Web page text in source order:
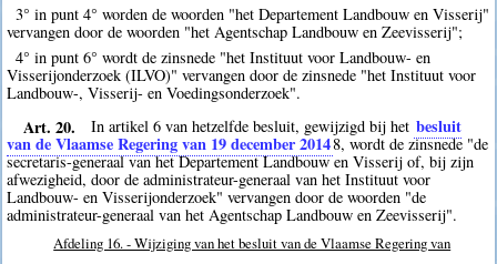
3° in punt 4° worden de woorden "het Departement Landbouw en Visserij"
vervangen door de woorden "het Agentschap Landbouw en Zeevisserij";
4° in punt 6° wordt de zinsnede "het Instituut voor Landbouw- en
Visserijonderzoek (ILVO)" vervangen door de zinsnede "het Instituut voor
Landbouw-, Visserij- en Voedingsonderzoek".
Art. 20. In artikel 6 van hetzelfde besluit, gewijzigd bij het besluit
van de Vlaamse Regering van 19 december 20148, wordt de zinsnede "de
secretaris-generaal van het Departement Landbouw en Visserij of, bij zijn
afwezigheid, door de administrateur-generaal van het Instituut voor
Landbouw- en Visserijonderzoek" vervangen door de woorden "de
administrateur-generaal van het Agentschap Landbouw en Zeevisserij".
Afdeling 16. - Wijziging van het besluit van de Vlaamse Regering van